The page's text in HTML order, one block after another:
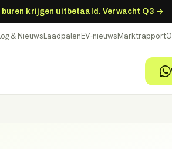
krijgen uitbetaald. Verwacht Q3 →
& NieuwsLaadpalenEV-nieuwsMarktrapport